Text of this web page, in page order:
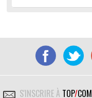
S'INSCRIRE À TOP/COM